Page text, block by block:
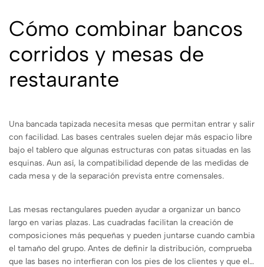
Cómo combinar bancos
corridos y mesas de
restaurante
Una bancada tapizada necesita mesas que permitan entrar y salir
con facilidad. Las bases centrales suelen dejar más espacio libre
bajo el tablero que algunas estructuras con patas situadas en las
esquinas. Aun así, la compatibilidad depende de las medidas de
cada mesa y de la separación prevista entre comensales.
Las mesas rectangulares pueden ayudar a organizar un banco
largo en varias plazas. Las cuadradas facilitan la creación de
composiciones más pequeñas y pueden juntarse cuando cambia
el tamaño del grupo. Antes de definir la distribución, comprueba
que las bases no interfieran con los pies de los clientes y que el